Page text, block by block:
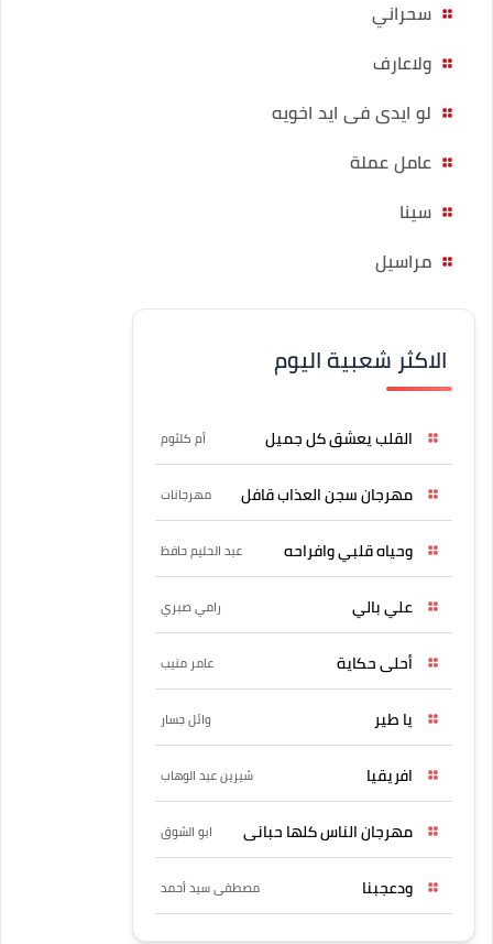
سحراني
ولاعارف
لو ايدى فى ايد اخويه
عامل عملة
سينا
مراسيل
الاكثر شعبية اليوم
القلب يعشق كل جميل أم كلثوم
مهرجان سجن العذاب قافل مهرجانات
وحياه قلبي وافراحه عبد الحليم حافظ
علي بالي رامي صبري
أحلى حكاية عامر منيب
يا طير وائل جسار
افريقيا شيرين عبد الوهاب
مهرجان الناس كلها حبانى ابو الشوق
ودعجبنا مصطفى سيد أحمد